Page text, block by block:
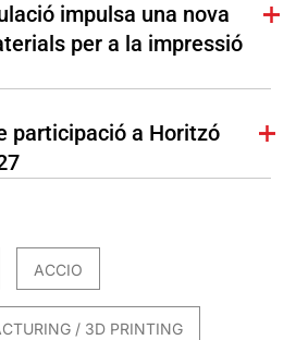
impulsa una nova
per a la impressió
participació a Horitzó
ACCIO
/ 3D PRINTING